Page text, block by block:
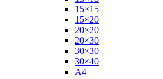
15×15
15×20
20×20
20×30
30×30
30×40
A4